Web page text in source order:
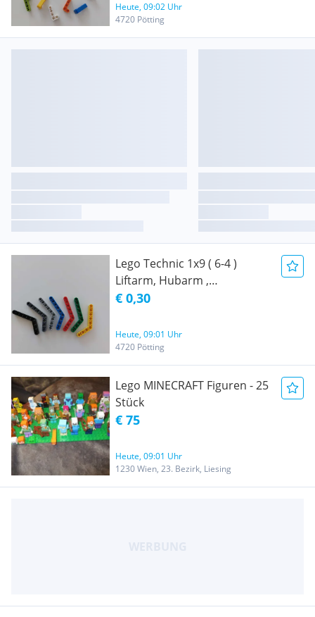
Heute, 09:02 Uhr
4720 Pötting
Lego Technic 1x9 ( 6-4 )
Liftarm, Hubarm ,
Lochbalken 6629 Gebogen /
Gebogen / Ersatzteile
€ 0,30
Heute, 09:01 Uhr
4720 Pötting
Lego MINECRAFT Figuren - 25
Stück
€ 75
Heute, 09:01 Uhr
1230 Wien, 23. Bezirk, Liesing